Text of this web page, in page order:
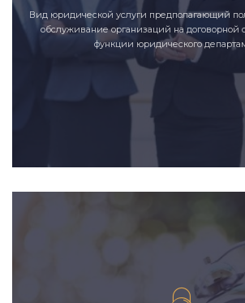
Вид юридической услуги предполагающий
обслуживание организаций на договорной
функции юридического